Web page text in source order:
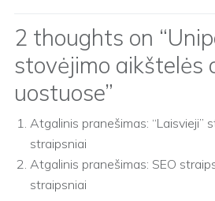
2 thoughts on “
stovėjimo aikštelės
uostuose”
Atgalinis pranešimas: “Laisvieji”
straipsniai
Atgalinis pranešimas: SEO
straipsniai